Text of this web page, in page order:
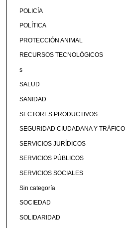
POLICÍA
POLÍTICA
PROTECCIÓN ANIMAL
RECURSOS TECNOLÓGICOS
s
SALUD
SANIDAD
SECTORES PRODUCTIVOS
SEGURIDAD CIUDADANA Y TRÁFICO
SERVICIOS JURÍDICOS
SERVICIOS PÚBLICOS
SERVICIOS SOCIALES
Sin categoría
SOCIEDAD
SOLIDARIDAD